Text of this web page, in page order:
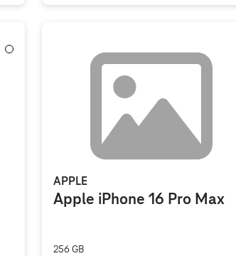
Weiß
APPLE
Apple iPhone 16 Pro Max
256 GB